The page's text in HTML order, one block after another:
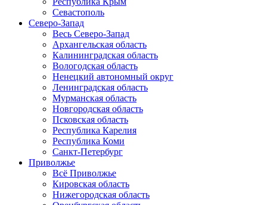
Севастополь
Северо-Запад
Весь Северо-Запад
Архангельская область
Калининградская область
Вологодская область
Ненецкий автономный округ
Ленинградская область
Мурманская область
Новгородская область
Псковская область
Республика Карелия
Республика Коми
Санкт-Петербург
Приволжье
Всё Приволжье
Кировская область
Нижегородская область